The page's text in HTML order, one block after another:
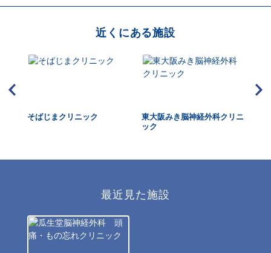
近くにある施設
そばじまクリニック
東大阪みき脳神経外科クリニ
ック
最近見た施設